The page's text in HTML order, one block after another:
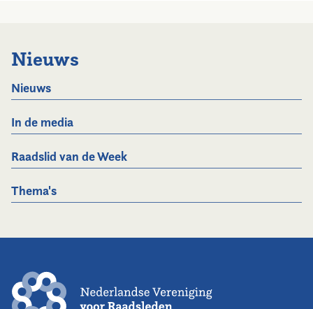
Nieuws
Nieuws
In de media
Raadslid van de Week
Thema's